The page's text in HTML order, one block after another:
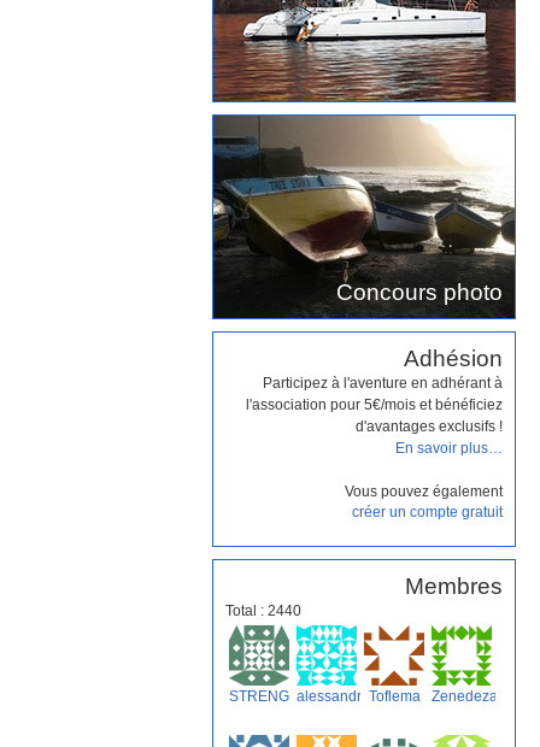
Concours photo
Adhésion
Participez à l'aventure en adhérant à
l'association pour 5€/mois et bénéficiez
d'avantages exclusifs !
En savoir plus…
Vous pouvez également
créer un compte gratuit
Membres
Total : 2440
STRENG alessandrofortes
Toflema Zenedezammok